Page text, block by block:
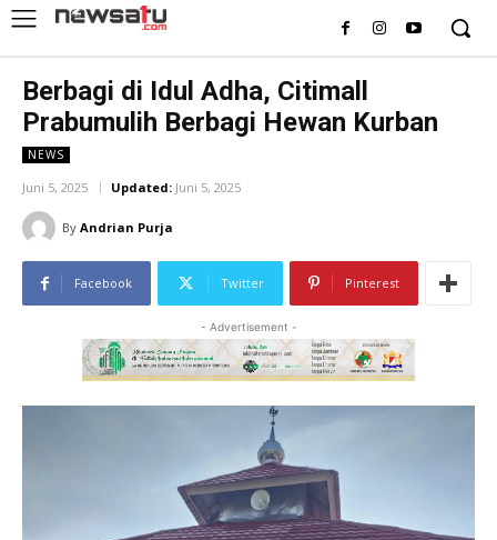
Berbagi di Idul Adha, Citimall
Prabumulih Berbagi Hewan Kurban
NEWS
Juni 5, 2025 Updated: Juni 5, 2025
By Andrian Purja
Facebook Twitter Pinterest
- Advertisement -